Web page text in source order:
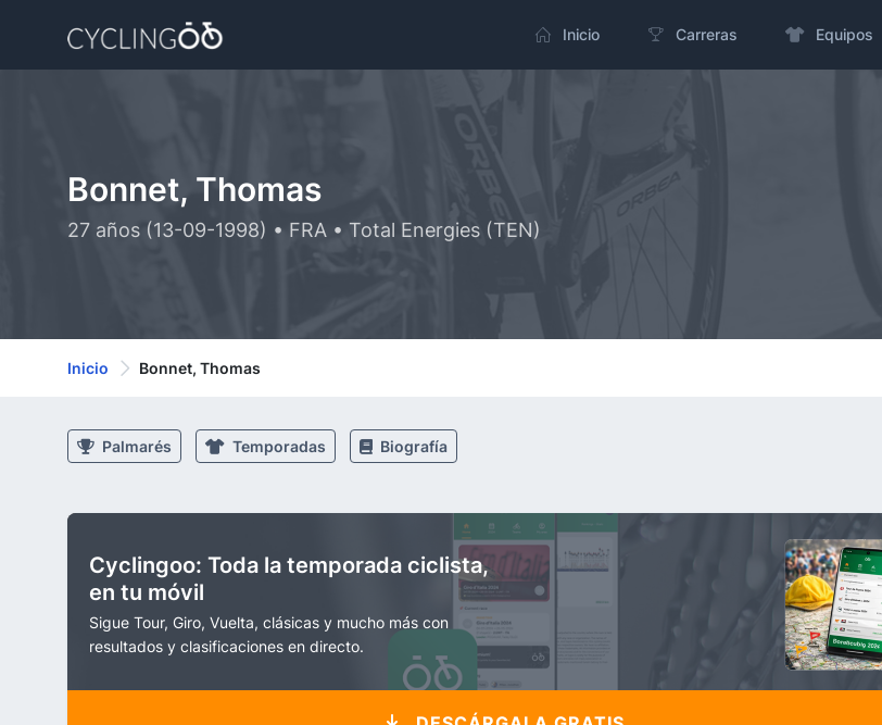
Inicio Carreras Equipos
Bonnet, Thomas
27 años (13-09-1998) • FRA • Total Energies (TEN)
Inicio Bonnet, Thomas
Palmarés Temporadas Biografía
Cyclingoo: Toda la temporada ciclista,
en tu móvil
Sigue Tour, Giro, Vuelta, clásicas y mucho más con
resultados y clasificaciones en directo.